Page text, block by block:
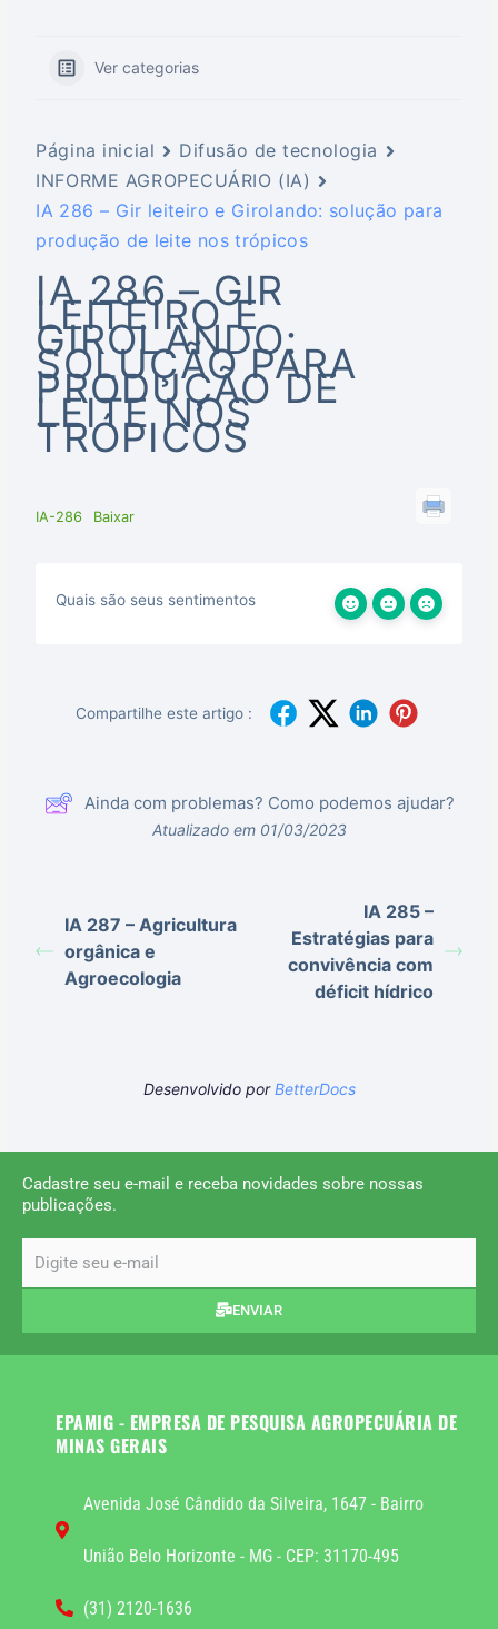
Ver categorias
Página inicial
Difusão de tecnologia
INFORME AGROPECUÁRIO (IA)
IA 286 – Gir leiteiro e Girolando: solução para
produção de leite nos trópicos
IA 286 – GIR
LEITEIRO E
GIROLANDO:
SOLUÇÃO PARA
PRODUÇÃO DE
LEITE NOS
TRÓPICOS
IA-286 Baixar
Quais são seus sentimentos
Compartilhe este artigo :
Ainda com problemas? Como podemos ajudar?
Atualizado em 01/03/2023
IA 287 – Agricultura
orgânica e
Agroecologia
IA 285 –
Estratégias para
convivência com
déficit hídrico
Desenvolvido porBetterDocs
Cadastre seu e-mail e receba novidades sobre nossas
publicações.
ENVIAR
EPAMIG - EMPRESA DE PESQUISA AGROPECUÁRIA DE
MINAS GERAIS
Avenida José Cândido da Silveira, 1647 - Bairro
União Belo Horizonte - MG - CEP: 31170-495
(31) 2120-1636